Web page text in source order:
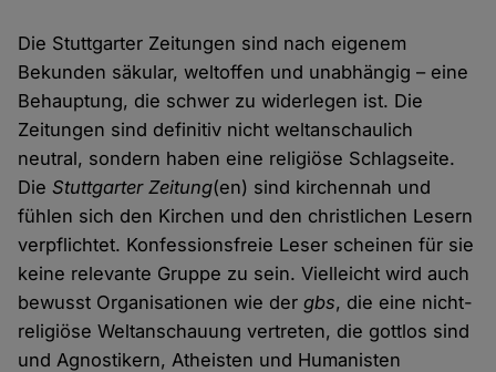
Die Stuttgarter Zeitungen sind nach eigenem
Bekunden säkular, weltoffen und unabhängig – eine
Behauptung, die schwer zu widerlegen ist. Die
Zeitungen sind definitiv nicht weltanschaulich
neutral, sondern haben eine religiöse Schlagseite.
DieStuttgarter Zeitung(en) sind kirchennah und
fühlen sich den Kirchen und den christlichen Lesern
verpflichtet. Konfessionsfreie Leser scheinen für sie
keine relevante Gruppe zu sein. Vielleicht wird auch
bewusst Organisationen wie dergbs, die eine nicht-
religiöse Weltanschauung vertreten, die gottlos sind
und Agnostikern, Atheisten und Humanisten